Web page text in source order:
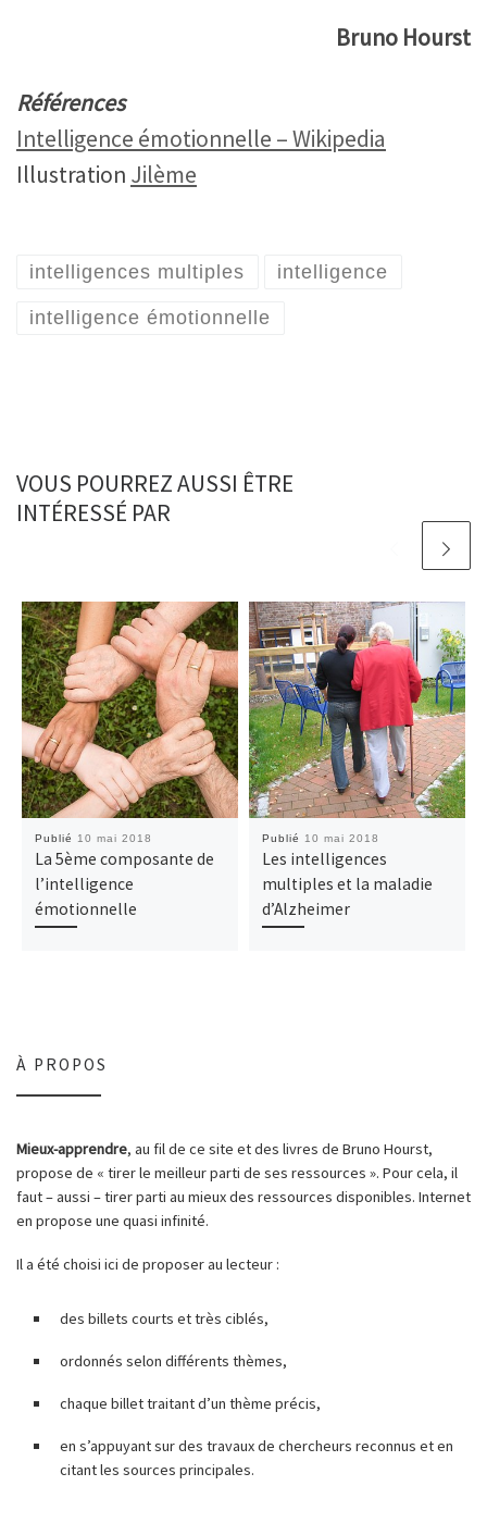
Bruno Hourst
Références
Intelligence émotionnelle – Wikipedia
Illustration Jilème
intelligences multiples intelligence
intelligence émotionnelle
VOUS POURREZ AUSSI ÊTRE
INTÉRESSÉ PAR
Publié 10 mai 2018
La 5ème composante de
l’intelligence
émotionnelle
Publié 10 mai 2018
Les intelligences
multiples et la maladie
d’Alzheimer
À PROPOS
Mieux-apprendre, au fil de ce site et des livres de Bruno Hourst,
propose de « tirer le meilleur parti de ses ressources ». Pour cela, il
faut – aussi – tirer parti au mieux des ressources disponibles. Internet
en propose une quasi infinité.
Il a été choisi ici de proposer au lecteur :
des billets courts et très ciblés,
ordonnés selon différents thèmes,
chaque billet traitant d’un thème précis,
en s’appuyant sur des travaux de chercheurs reconnus et en
citant les sources principales.